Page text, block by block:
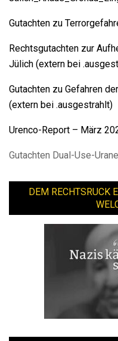
Gutachten zu
Rechtsgutachten zur
Jülich (extern bei
Gutachten zu Gefahren
(extern bei .ausgestrahlt)
Urenco-Report – März
Gutachten Dual-Use-
DEM RECHTSRUCK